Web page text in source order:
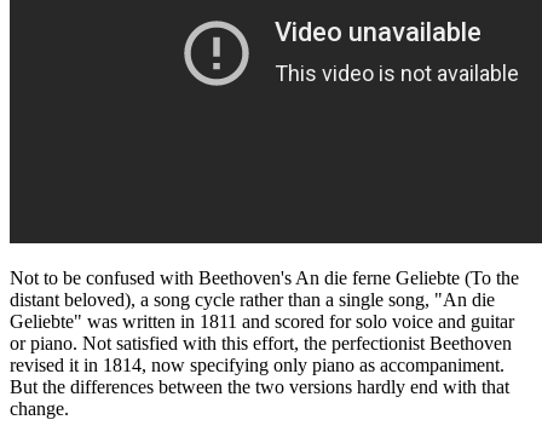
Not to be confused with Beethoven's An die ferne Geliebte (To the
distant beloved), a song cycle rather than a single song, "An die
Geliebte" was written in 1811 and scored for solo voice and guitar
or piano. Not satisfied with this effort, the perfectionist Beethoven
revised it in 1814, now specifying only piano as accompaniment.
But the differences between the two versions hardly end with that
change.